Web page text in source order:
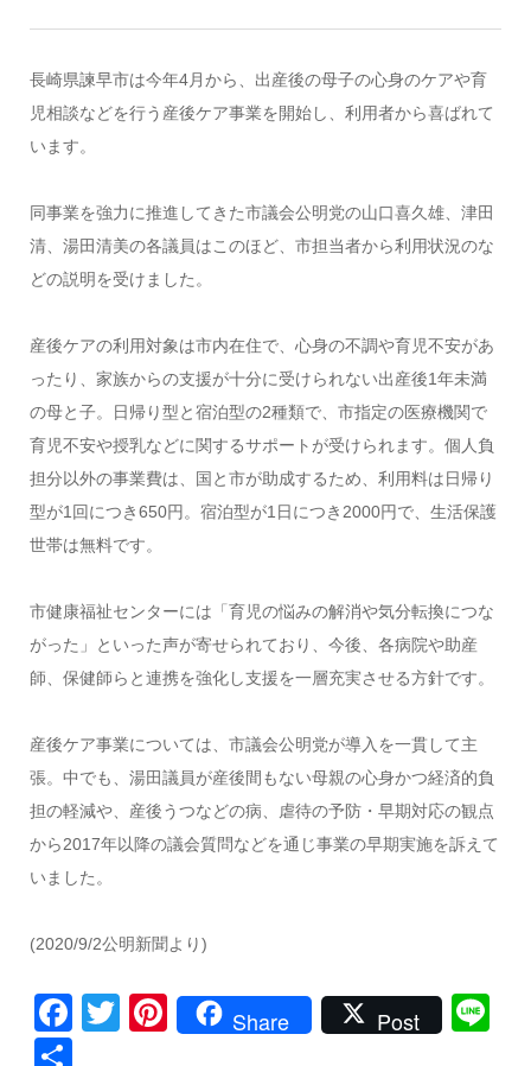
長崎県諫早市は今年4月から、出産後の母子の心身のケアや育
児相談などを行う産後ケア事業を開始し、利用者から喜ばれて
います。
同事業を強力に推進してきた市議会公明党の山口喜久雄、津田
清、湯田清美の各議員はこのほど、市担当者から利用状況のな
どの説明を受けました。
産後ケアの利用対象は市内在住で、心身の不調や育児不安があ
ったり、家族からの支援が十分に受けられない出産後1年未満
の母と子。日帰り型と宿泊型の2種類で、市指定の医療機関で
育児不安や授乳などに関するサポートが受けられます。個人負
担分以外の事業費は、国と市が助成するため、利用料は日帰り
型が1回につき650円。宿泊型が1日につき2000円で、生活保護
世帯は無料です。
市健康福祉センターには「育児の悩みの解消や気分転換につな
がった」といった声が寄せられており、今後、各病院や助産
師、保健師らと連携を強化し支援を一層充実させる方針です。
産後ケア事業については、市議会公明党が導入を一貫して主
張。中でも、湯田議員が産後間もない母親の心身かつ経済的負
担の軽減や、産後うつなどの病、虐待の予防・早期対応の観点
から2017年以降の議会質問などを通じ事業の早期実施を訴えて
いました。
(2020/9/2公明新聞より)
Facebook
TwitterPinterest
Share Post